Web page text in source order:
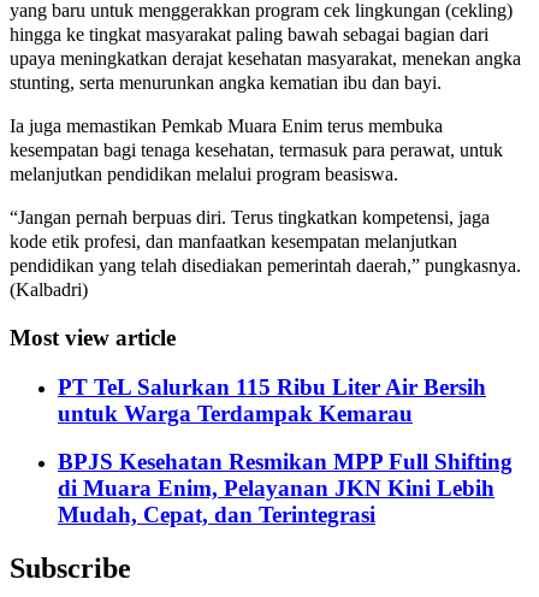
yang baru untuk menggerakkan program cek lingkungan (cekling)
hingga ke tingkat masyarakat paling bawah sebagai bagian dari
upaya meningkatkan derajat kesehatan masyarakat, menekan angka
stunting, serta menurunkan angka kematian ibu dan bayi.
Ia juga memastikan Pemkab Muara Enim terus membuka
kesempatan bagi tenaga kesehatan, termasuk para perawat, untuk
melanjutkan pendidikan melalui program beasiswa.
“Jangan pernah berpuas diri. Terus tingkatkan kompetensi, jaga
kode etik profesi, dan manfaatkan kesempatan melanjutkan
pendidikan yang telah disediakan pemerintah daerah,” pungkasnya.
(Kalbadri)
Most view article
PT TeL Salurkan 115 Ribu Liter Air Bersih
untuk Warga Terdampak Kemarau
BPJS Kesehatan Resmikan MPP Full Shifting
di Muara Enim, Pelayanan JKN Kini Lebih
Mudah, Cepat, dan Terintegrasi
Subscribe